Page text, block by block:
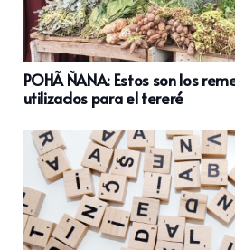
POHÃ ÑANA: Estos son los
utilizados para el tereré